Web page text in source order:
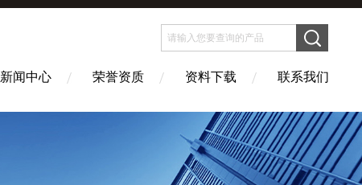
新闻中心 荣誉资质 资料下载 联系我们